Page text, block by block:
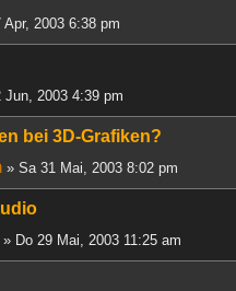
Apr, 2003 6:38 pm
Jun, 2003 4:39 pm
bei 3D-Grafiken?
» Sa 31 Mai, 2003 8:02 pm
» Do 29 Mai, 2003 11:25 am